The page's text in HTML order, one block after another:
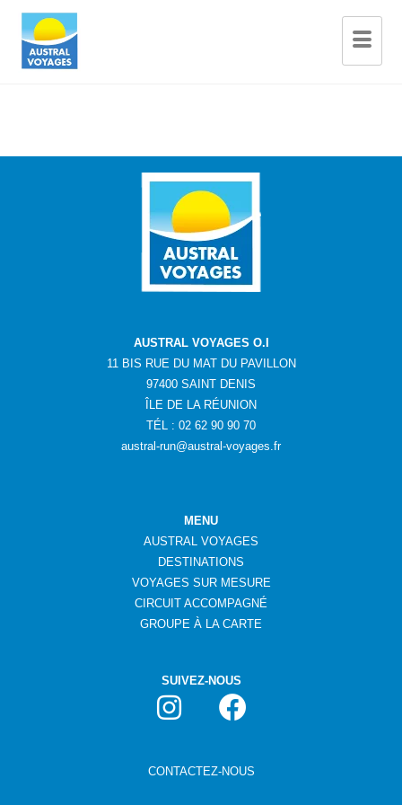
AUSTRAL VOYAGES O.I
11 BIS RUE DU MAT DU PAVILLON
97400 SAINT DENIS
ÎLE DE LA RÉUNION
TÉL : 02 62 90 90 70
austral-run@austral-voyages.fr
MENU
AUSTRAL VOYAGES
DESTINATIONS
VOYAGES SUR MESURE
CIRCUIT ACCOMPAGNÉ
GROUPE À LA CARTE
SUIVEZ-NOUS
CONTACTEZ-NOUS